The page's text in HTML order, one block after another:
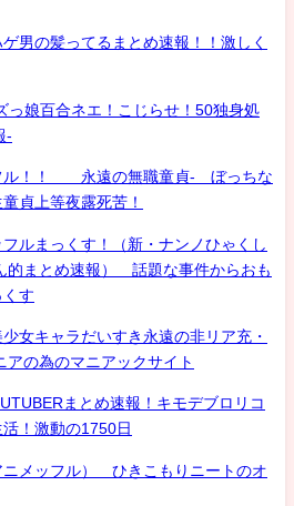
男の髪ってるまとめ速報！！激しく
っ娘百合ネエ！こじらせ！50独身処
-
ル！！ 永遠の無職童貞- ぼっちな
貞上等夜露死苦！
ルまっくす！（新・ナンノひゃくし
的まとめ速報） 話題な事件からおも
くす
女キャラだいすき永遠の非リア充・
の為のマニアックサイト
まとめ速報！キモデブロリコ
！激動の1750日
ニメッフル） ひきこもりニートのオ